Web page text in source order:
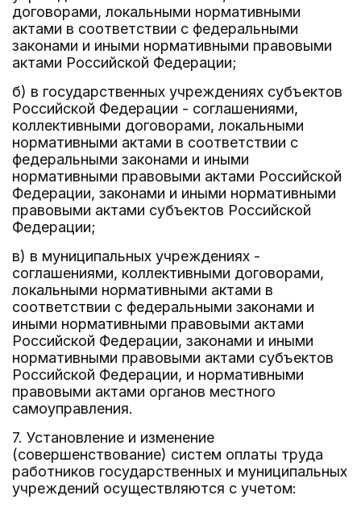
договорами, локальными нормативными
актами в соответствии с федеральными
законами и иными нормативными правовыми
актами Российской Федерации;
б) в государственных учреждениях субъектов
Российской Федерации - соглашениями,
коллективными договорами, локальными
нормативными актами в соответствии с
федеральными законами и иными
нормативными правовыми актами Российской
Федерации, законами и иными нормативными
правовыми актами субъектов Российской
Федерации;
в) в муниципальных учреждениях -
соглашениями, коллективными договорами,
локальными нормативными актами в
соответствии с федеральными законами и
иными нормативными правовыми актами
Российской Федерации, законами и иными
нормативными правовыми актами субъектов
Российской Федерации, и нормативными
правовыми актами органов местного
самоуправления.
7. Установление и изменение
(совершенствование) систем оплаты труда
работников государственных и муниципальных
учреждений осуществляются с учетом: